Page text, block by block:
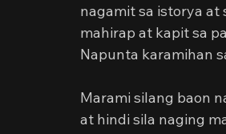
nagamit sa istorya at
mahirap at kapit sa
Napunta karamihan
Marami silang baon
at hindi sila naging